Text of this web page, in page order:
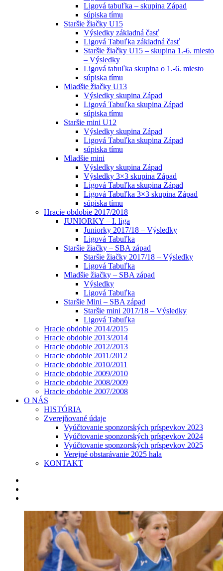
Ligová tabuľka – skupina Západ
súpiska tímu
Staršie žiačky U15
Výsledky základná časť
Ligová Tabuľka základná časť
Staršie žiačky U15 – skupina 1.-6. miesto
– Výsledky
Ligová tabuľka skupina o 1.-6. miesto
súpiska tímu
Mladšie žiačky U13
Výsledky skupina Západ
Ligová Tabuľka skupina Západ
súpiska tímu
Staršie mini U12
Výsledky skupina Západ
Ligová Tabuľka skupina Západ
súpiska tímu
Mladšie mini
Výsledky skupina Západ
Výsledky 3×3 skupina Západ
Ligová Tabuľka skupina Západ
Ligová Tabuľka 3×3 skupina Západ
súpiska tímu
Hracie obdobie 2017/2018
JUNIORKY – I. liga
Juniorky 2017/18 – Výsledky
Ligová Tabuľka
Staršie žiačky – SBA západ
Staršie žiačky 2017/18 – Výsledky
Ligová Tabuľka
Mladšie žiačky – SBA západ
Výsledky
Ligová Tabuľka
Staršie Mini – SBA západ
Staršie mini 2017/18 – Výsledky
Ligová Tabuľka
Hracie obdobie 2014/2015
Hracie obdobie 2013/2014
Hracie obdobie 2012/2013
Hracie obdobie 2011/2012
Hracie obdobie 2010/2011
Hracie obdobie 2009/2010
Hracie obdobie 2008/2009
Hracie obdobie 2007/2008
O NÁS
HISTÓRIA
Zverejňované údaje
Vyúčtovanie sponzorských príspevkov 2023
Vyúčtovanie sponzorských príspevkov 2024
Vyúčtovanie sponzorských príspevkov 2025
Verejné obstarávanie 2025 hala
KONTAKT